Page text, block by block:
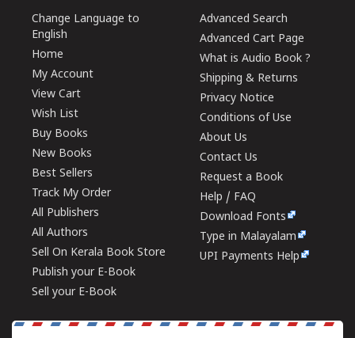
Change Language to
English
Home
My Account
View Cart
Wish List
Buy Books
New Books
Best Sellers
Track My Order
All Publishers
All Authors
Sell On Kerala Book Store
Publish your E-Book
Sell your E-Book
Advanced Search
Advanced Cart Page
What is Audio Book ?
Shipping & Returns
Privacy Notice
Conditions of Use
About Us
Contact Us
Request a Book
Help / FAQ
Download Fonts
Type in Malayalam
UPI Payments Help